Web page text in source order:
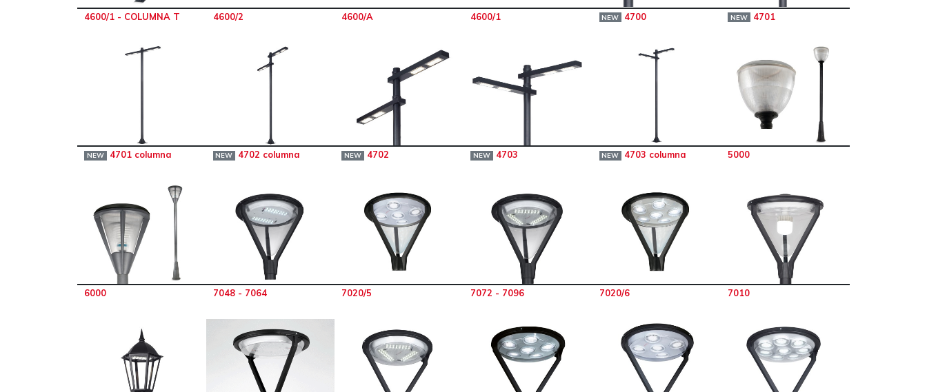
4600/1 - COLUMNA T 4600/2 4600/A 4600/1 NEW 4700 NEW 4701
NEW 4701 columna NEW 4702 columna NEW 4702 NEW 4703 NEW 4703 columna 5000
6000 7048 - 7064 7020/5 7072 - 7096 7020/6 7010